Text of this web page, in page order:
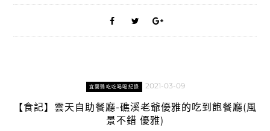
宜蘭縣吃吃喝喝紀錄 2021-03-09
【食記】雲天自助餐廳-礁溪老爺優雅的吃到飽餐廳(風
景不錯 優雅)